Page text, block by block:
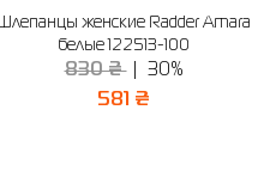
Шлепанцы женские Radder Amara
белые 122513-100
830 ₴ 30%
581 ₴